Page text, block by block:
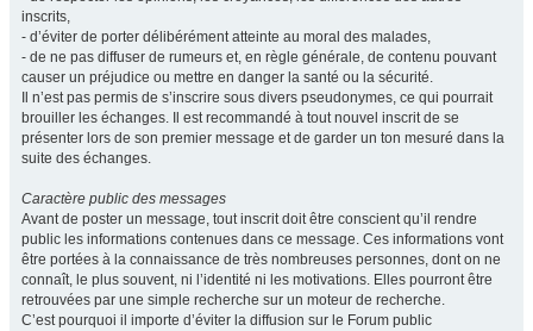
inscrits,
- d’éviter de porter délibérément atteinte au moral des malades,
- de ne pas diffuser de rumeurs et, en règle générale, de contenu pouvant
causer un préjudice ou mettre en danger la santé ou la sécurité.
Il n’est pas permis de s’inscrire sous divers pseudonymes, ce qui pourrait
brouiller les échanges. Il est recommandé à tout nouvel inscrit de se
présenter lors de son premier message et de garder un ton mesuré dans la
suite des échanges.
Caractère public des messages
Avant de poster un message, tout inscrit doit être conscient qu’il rendre
public les informations contenues dans ce message. Ces informations vont
être portées à la connaissance de très nombreuses personnes, dont on ne
connaît, le plus souvent, ni l’identité ni les motivations. Elles pourront être
retrouvées par une simple recherche sur un moteur de recherche.
C’est pourquoi il importe d’éviter la diffusion sur le Forum public